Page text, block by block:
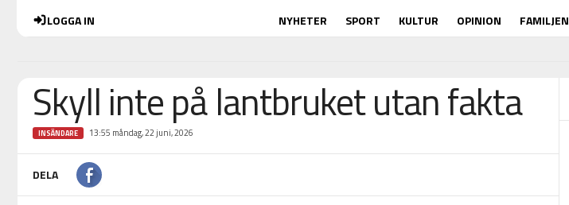
LOGGA IN NYHETER SPORT KULTUR OPINION FAMILJEN
Skyll inte på lantbruket utan fakta
INSÄNDARE 13:55 måndag, 22 juni, 2026
DELA